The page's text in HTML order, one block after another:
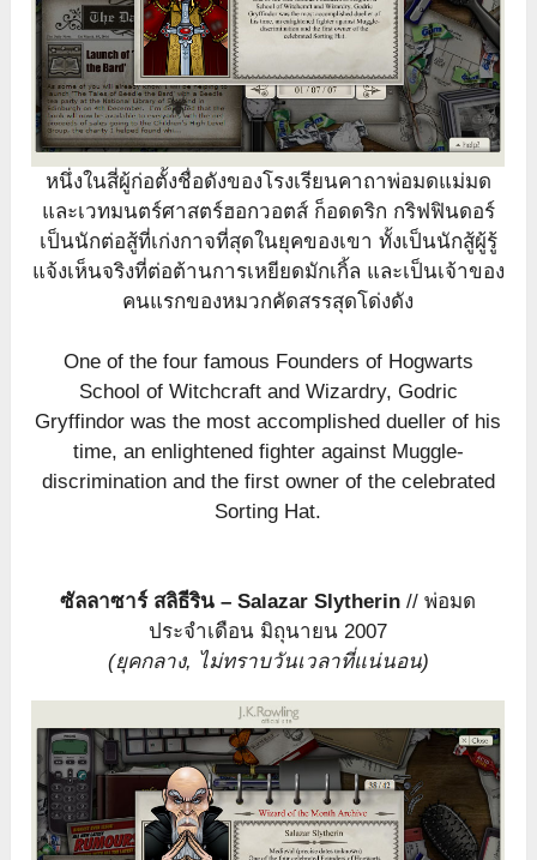
หนึ่งในสี่ผู้ก่อตั้งชื่อดังของโรงเรียนคาถาพ่อมดแม่มด
และเวทมนตร์ศาสตร์ฮอกวอตส์ ก็อดดริก กริฟฟินดอร์
เป็นนักต่อสู้ที่เก่งกาจที่สุดในยุคของเขา ทั้งเป็นนักสู้ผู้รู้
แจ้งเห็นจริงที่ต่อต้านการเหยียดมักเกิ้ล และเป็นเจ้าของ
คนแรกของหมวกคัดสรรสุดโด่งดัง
One of the four famous Founders of Hogwarts
School of Witchcraft and Wizardry, Godric
Gryffindor was the most accomplished dueller of his
time, an enlightened fighter against Muggle-
discrimination and the first owner of the celebrated
Sorting Hat.
ซัลลาซาร์ สลิธีริน – Salazar Slytherin // พ่อมด
ประจำเดือน มิถุนายน 2007
(ยุคกลาง, ไม่ทราบวันเวลาที่แน่นอน)